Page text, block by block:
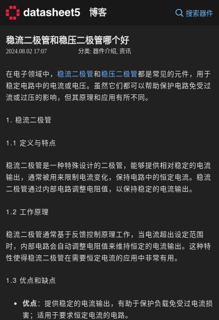
Skip
博客 搜索器件
稳流二极管和稳压二极管哪个好
2024.08.02 17:07 分类: 器件介绍, 资讯
在电子领域中， 稳流二极管和稳压二极管都是常见的元件，用于
稳定电路中的电流或电压。虽然它们都可以帮助保护电路免受过
流或过压的影响，但其原理和应用有所不同。
1. 稳流二极管
1.1 定义与特点
稳流二极管是一种特殊设计的二极管，能够提供相对稳定的电流
输出，通常被用来限制电流变化，保持电路中的恒定电流。稳流
二极管通过内部电路调整电阻值，以保持稳定的电流输出。
1.2 工作原理
稳流二极管通常基于反馈控制原理工作，当电流超出设定范围
时，内部电路会自动调整电阻值来维持恒定的电流输出。这种特
性使得稳流二极管在需要恒定电流的应用中非常有用。
1.3 优点和缺点
优点：提供稳定的电流输出，有助于保护负载免受过电流损
害；适用于要求恒定电流的电路。